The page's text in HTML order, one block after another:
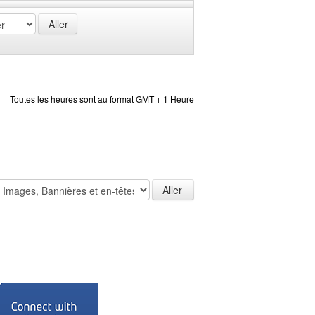
Toutes les heures sont au format GMT + 1 Heure